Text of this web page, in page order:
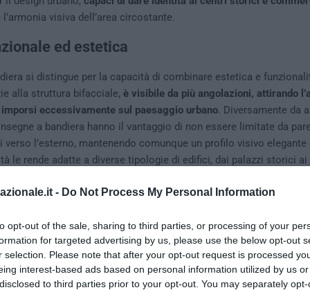
- Do Not Process My Personal Information
opt-out of the sale, sharing to third parties, or processing of your
for targeted advertising by us, please use the below opt-out
selection. Please note that after your opt-out request is processed
interest-based ads based on personal information utilized by us
to third parties prior to your opt-out. You may separately
visiva dell’area circostante.
ed estetica
si distingue per la capacità di combinare estetica e
alla struttura bifacciale, è visibile da più angolazioni, attirando
eccessivamente sul paesaggio urbano. Diversamente da
a bandiera hanno il vantaggio di non essere limitate da
l’esterno, mantenendo comunque un profilo visivo elegante
le rende adatte a diverse tipologie di edifici, dai palazzi storici ai
stile che si integri armoniosamente con l’estetica della città.
più moderni si possono utilizzare materiali innovativi, come il
un tocco contemporaneo senza stravolgere l’ambiente.
bandiera ben studiata: la chiave per